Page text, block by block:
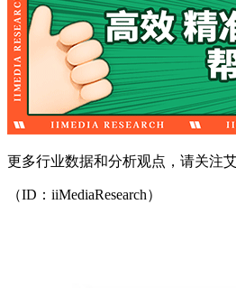
更多行业数据和分析观点，请关注
（ID：iiMediaResearch）